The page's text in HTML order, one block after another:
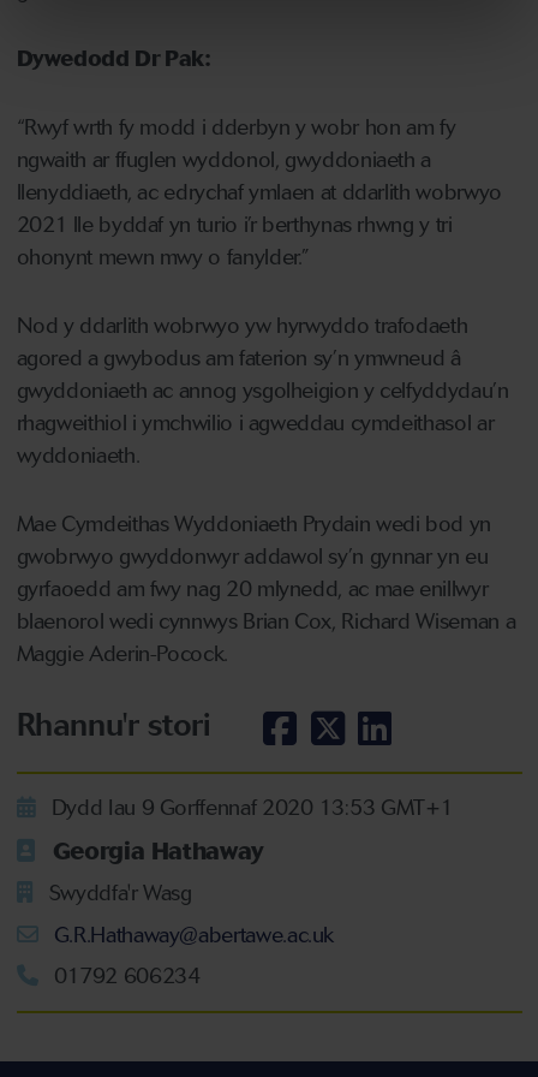
Dywedodd Dr Pak:
“Rwyf wrth fy modd i dderbyn y wobr hon am fy
ngwaith ar ffuglen wyddonol, gwyddoniaeth a
llenyddiaeth, ac edrychaf ymlaen at ddarlith wobrwyo
2021 lle byddaf yn turio i’r berthynas rhwng y tri
ohonynt mewn mwy o fanylder.”
Nod y ddarlith wobrwyo yw hyrwyddo trafodaeth
agored a gwybodus am faterion sy’n ymwneud â
gwyddoniaeth ac annog ysgolheigion y celfyddydau’n
rhagweithiol i ymchwilio i agweddau cymdeithasol ar
wyddoniaeth.
Mae Cymdeithas Wyddoniaeth Prydain wedi bod yn
gwobrwyo gwyddonwyr addawol sy’n gynnar yn eu
gyrfaoedd am fwy nag 20 mlynedd, ac mae enillwyr
blaenorol wedi cynnwys Brian Cox, Richard Wiseman a
Maggie Aderin-Pocock.
Rhannu'r stori
Dydd Iau 9 Gorffennaf 2020 13:53 GMT+1
Georgia Hathaway
Swyddfa'r Wasg
G.R.Hathaway@abertawe.ac.uk
01792 606234